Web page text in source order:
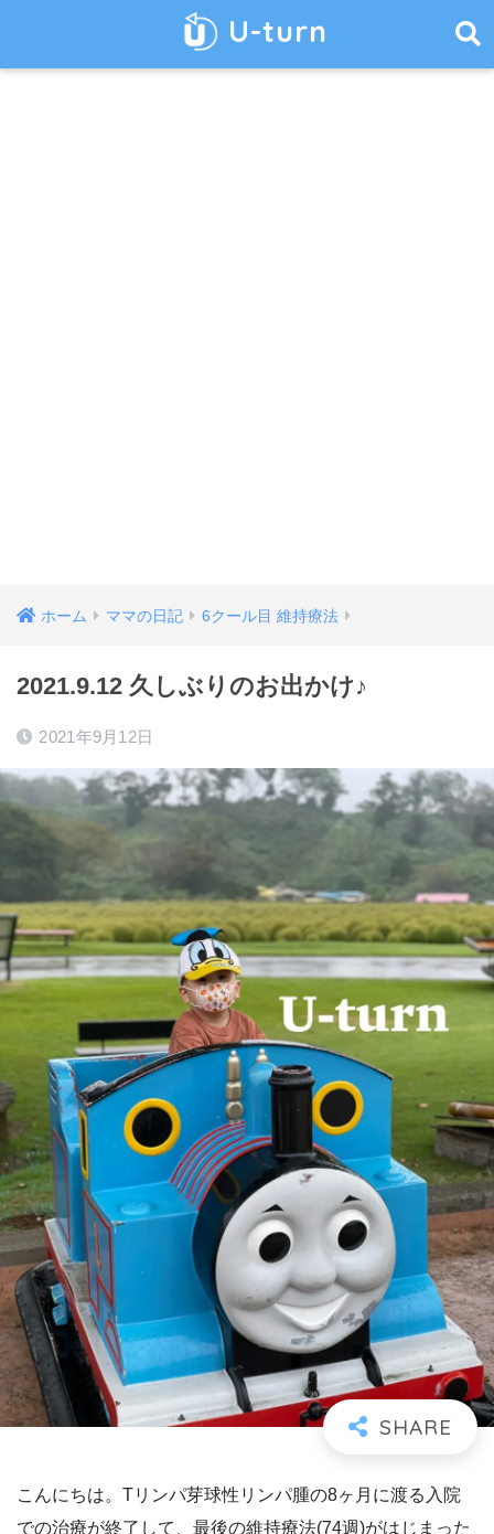
U-turn
ホーム ママの日記 6クール目 維持療法
2021.9.12 久しぶりのお出かけ♪
2021年9月12日
こんにちは。Tリンパ芽球性リンパ腫の8ヶ月に渡る入院
での治療が終了して、最後の維持療法(74週)がはじまった